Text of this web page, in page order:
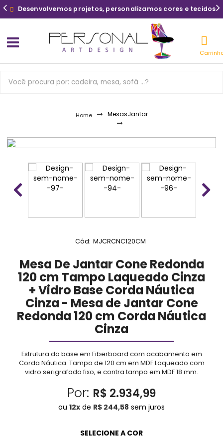
Desenvolvemos projetos, personalizamos cores e tecidos
Home MesasJantar
Cód: MJCRCNC120CM
Mesa De Jantar Cone Redonda
120 cm Tampo Laqueado Cinza
+ Vidro Base Corda Náutica
Cinza - Mesa de Jantar Cone
Redonda 120 cm Corda Náutica
Cinza
Estrutura da base em Fiberboard com acabamento em
Corda Náutica. Tampo de 120 cm em MDF Laqueado com
vidro serigrafado fixo, e contra tampo em MDF 18 mm.
Por: R$ 2.934,99
ou 12x de R$ 244,58 sem juros